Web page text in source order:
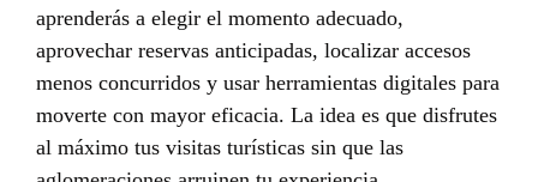
aprenderás a elegir el momento adecuado,
aprovechar reservas anticipadas, localizar accesos
menos concurridos y usar herramientas digitales para
moverte con mayor eficacia. La idea es que disfrutes
al máximo tus visitas turísticas sin que las